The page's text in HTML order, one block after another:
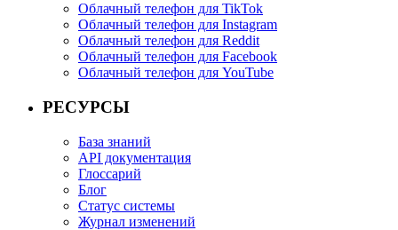
Облачный телефон для TikTok
Облачный телефон для Instagram
Облачный телефон для Reddit
Облачный телефон для Facebook
Облачный телефон для YouTube
РЕСУРСЫ
База знаний
API документация
Глоссарий
Блог
Статус системы
Журнал изменений